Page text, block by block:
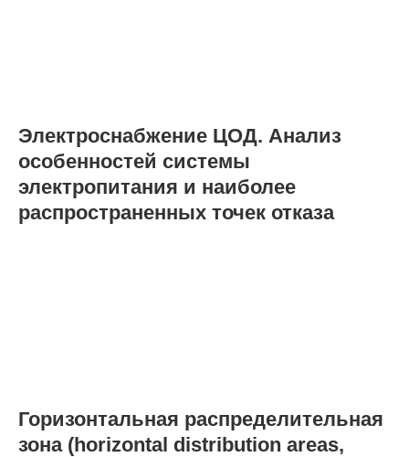
Электроснабжение ЦОД. Анализ
особенностей системы
электропитания и наиболее
распространенных точек отказа
Горизонтальная распределительная
зона (horizontal distribution areas,